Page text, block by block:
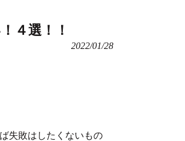
４選！！
2022/01/28
失敗はしたくないもの